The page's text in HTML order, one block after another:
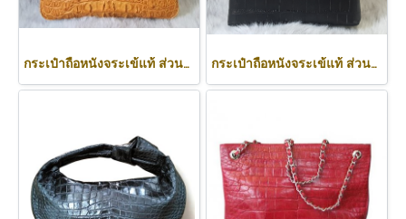
กระเป๋าถือหนังจระเข้แท้ ส่วนหลัง สีน้ำตาลอ่อน (สีแทน) รหัสCODE: CRW0218H-02-BACK-TAN กระเป๋าถือหนังจระเข้แท้ ส่วนท้อง สีดำ รหัส CRW0219H-BL